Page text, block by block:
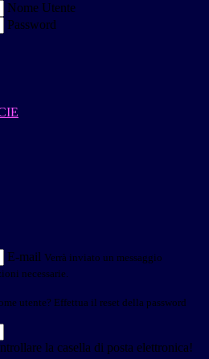
Nome Utente
Password
E-mail Verrà inviato un messaggio
necessarie.
utente? Effettua il reset della password
la casella di posta elettronica!